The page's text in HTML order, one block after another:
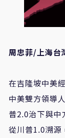
周忠菲/上海台
在吉隆坡中美
中美雙方領導
普2.0治下與中
從川普1.0溯源